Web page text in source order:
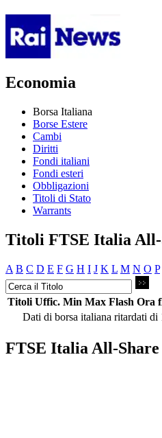
Economia
Borsa Italiana
Borse Estere
Cambi
Diritti
Fondi italiani
Fondi esteri
Obbligazioni
Titoli di Stato
Warrants
Titoli FTSE Italia All-
A B C D E F G H I J K L M N O P
Titoli Uffic. Min Max Flash Ora
Dati di borsa italiana ritardati di
FTSE Italia All-Share